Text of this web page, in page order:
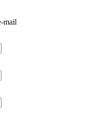
mail